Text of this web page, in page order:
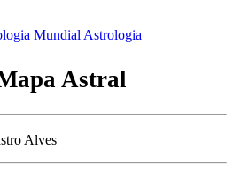
Mundial Astrologia
Astral
Alves